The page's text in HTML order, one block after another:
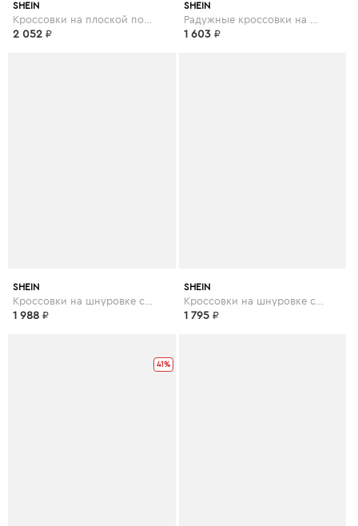
SHEIN
2 052 ₽
SHEIN
1 603 ₽
SHEIN
1 988 ₽
SHEIN
Кроссовки на шнуровке спереди
1 795 ₽
41%